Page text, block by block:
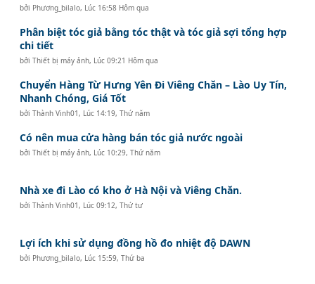
bởi Phương_bilalo, Lúc 16:58 Hôm qua
Phân biệt tóc giả bằng tóc thật và tóc giả sợi tổng hợp
chi tiết
bởiThiết bị máy ảnh, Lúc 09:21 Hôm qua
Chuyển Hàng Từ Hưng Yên Đi Viêng Chăn – Lào Uy Tín,
Nhanh Chóng, Giá Tốt
bởiThành Vinh01 , Lúc 14:19, Thứ năm
Có nên mua cửa hàng bán tóc giả nước ngoài
bởiThiết bị máy ảnh, Lúc 10:29, Thứ năm
Nhà xe đi Lào có kho ở Hà Nội và Viêng Chăn.
bởiThành Vinh01 , Lúc 09:12, Thứ tư
Lợi ích khi sử dụng đồng hồ đo nhiệt độ DAWN
bởi Phương_bilalo, Lúc 15:59, Thứ ba